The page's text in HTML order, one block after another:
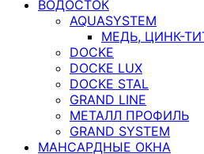
ВОДОСТОК
AQUASYSTEM
МЕДЬ, ЦИНК-
DOCKE
DOCKE LUX
DOCKE STAL
GRAND LINE
МЕТАЛЛ ПРОФИЛЬ
GRAND SYSTEM
МАНСАРДНЫЕ ОКНА